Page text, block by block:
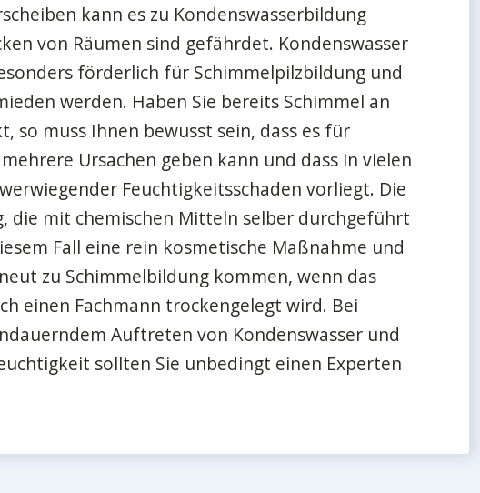
kann es zu Kondenswasserbildung
von Räumen sind gefährdet. Kondenswasser
förderlich für Schimmelpilzbildung und
werden. Haben Sie bereits Schimmel an
so muss Ihnen bewusst sein, dass es für
Ursachen geben kann und dass in vielen
Feuchtigkeitsschaden vorliegt. Die
die mit chemischen Mitteln selber durchgeführt
Fall eine rein kosmetische Maßnahme und
zu Schimmelbildung kommen, wenn das
einen Fachmann trockengelegt wird. Bei
Auftreten von Kondenswasser und
sollten Sie unbedingt einen Experten